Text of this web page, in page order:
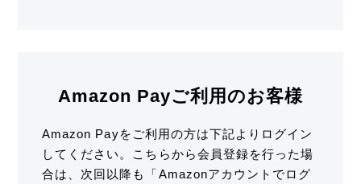
Amazon Payご利用のお客様
Amazon Payをご利用の方は下記よりログイン
してください。こちらから会員登録を行った場
合は、次回以降も「Amazonアカウントでログ